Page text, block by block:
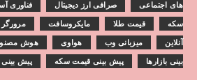
های اجتماعی صرافی ارز دیجیتال فناوری
سکه قیمت طلا مایکروسافت مرورگر
آنلاین میزبانی وب هواوی هوش
بینی بازارها پیش بینی قیمت سکه پیش